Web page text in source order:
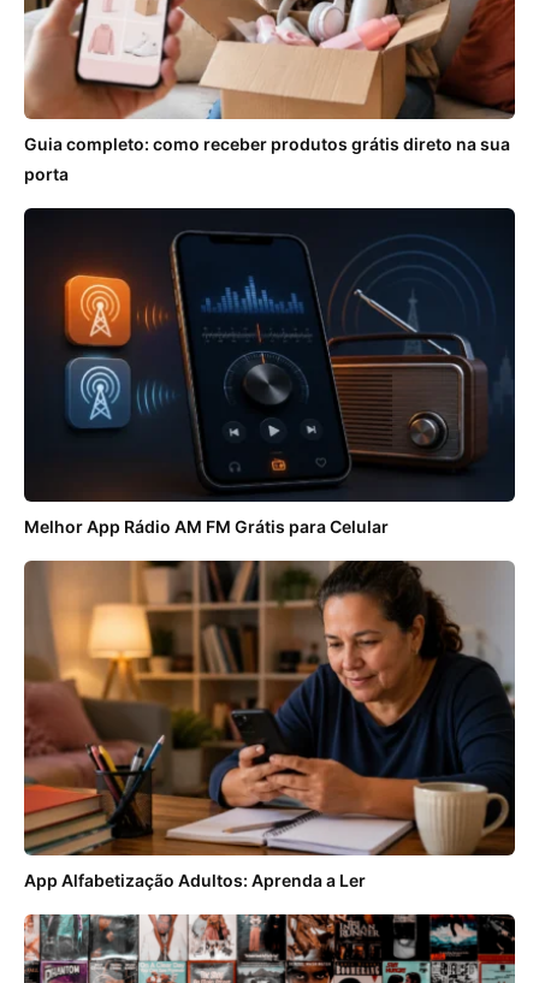
Guia completo: como receber produtos grátis direto na sua
porta
Melhor App Rádio AM FM Grátis para Celular
App Alfabetização Adultos: Aprenda a Ler